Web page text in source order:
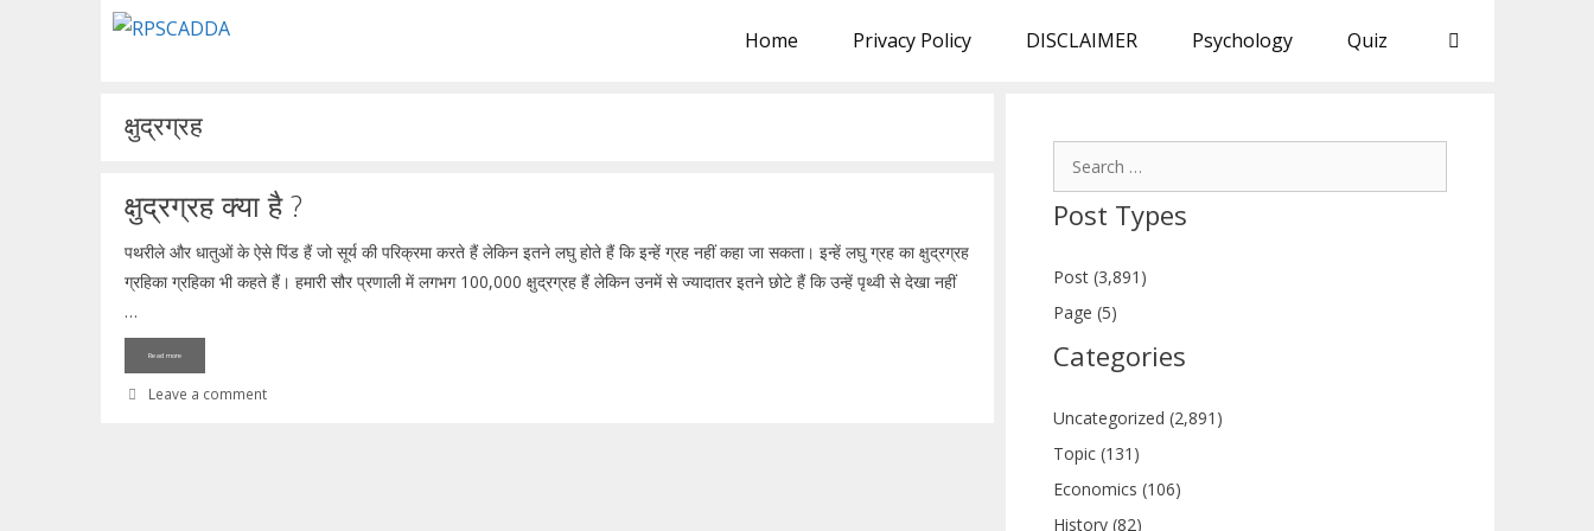
Home Privacy Policy DISCLAIMER Psychology Quiz
क्षुद्रग्रह
क्षुद्रग्रह क्या है ?
पथरीले और धातुओं के ऐसे पिंड हैं जो सूर्य की परिक्रमा करते हैं लेकिन इतने लघु होते हैं कि इन्हें ग्रह नहीं कहा जा सकता। इन्हें लघु ग्रह का क्षुद्रग्रह
ग्रहिका ग्रहिका भी कहते हैं। हमारी सौर प्रणाली में लगभग 100,000 क्षुद्रग्रह हैं लेकिन उनमें से ज्यादातर इतने छोटे हैं कि उन्हें पृथ्वी से देखा नहीं
…
Read more
Leave a comment
Post Types
Post (3,891)
Page (5)
Categories
Uncategorized (2,891)
Topic (131)
Economics (106)
History (82)